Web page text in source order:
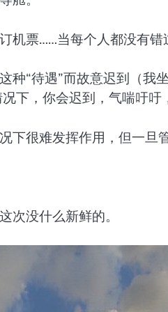
机票……当每个人都没有错
种“待遇”而故意迟到（
下，你会迟到，气喘吁吁
下很难发挥作用，但一旦
次没什么新鲜的。